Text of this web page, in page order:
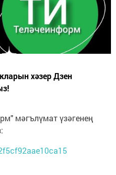
хәзер Дзен
мәгълүмат үзәгенең